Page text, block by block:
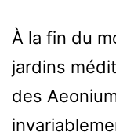
À la fin du
jardins
des